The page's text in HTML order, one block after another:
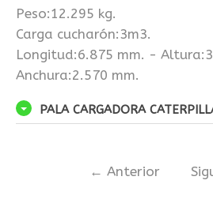
Peso:12.295 kg.
Carga cucharón:3m3.
Longitud:6.875 mm. -
Anchura:2.570 mm.
PALA CARGADORA
← Anterior